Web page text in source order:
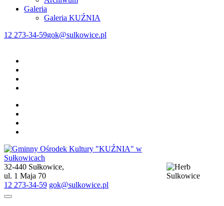
Galeria
Galeria KUŹNIA
12 273-34-59gok@sulkowice.pl
Gminny Ośrodek Kultury "KUŹNIA" w Sułkowicach
32-440 Sułkowice,
ul. 1 Maja 70
12 273-34-59 gok@sulkowice.pl